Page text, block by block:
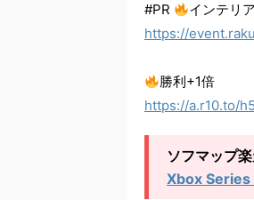
#PR
インテリ
https://
勝利+1倍
https://a.r10.to/
ソフマップ
Xbox Series